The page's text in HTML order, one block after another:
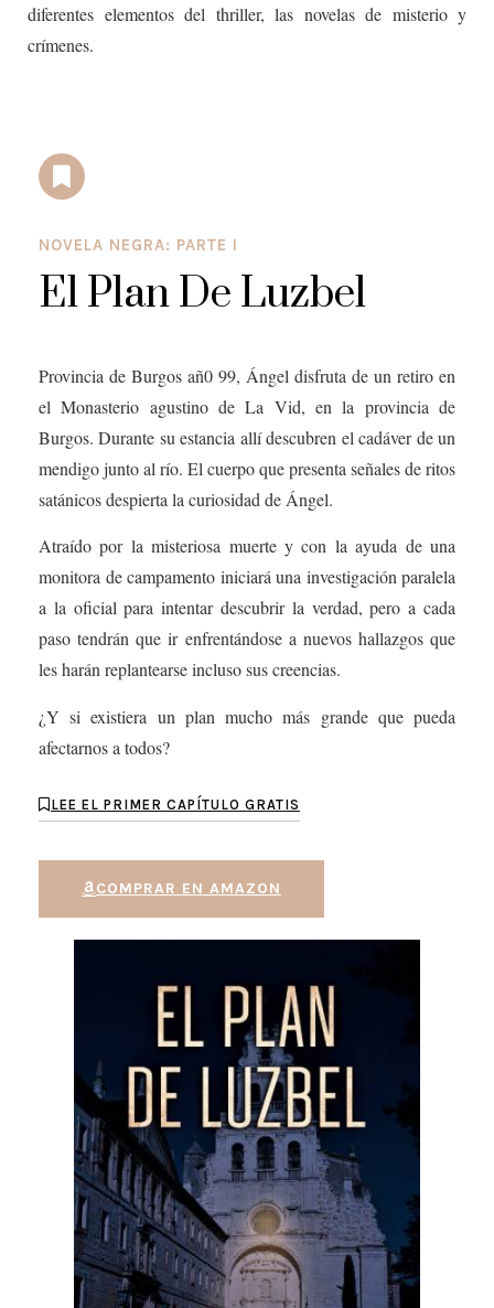
diferentes elementos del thriller, las novelas de misterio y
crímenes.
NOVELA NEGRA: PARTE I
El Plan De Luzbel
Provincia de Burgos añ0 99, Ángel disfruta de un retiro en
el Monasterio agustino de La Vid, en la provincia de
Burgos. Durante su estancia allí descubren el cadáver de un
mendigo junto al río. El cuerpo que presenta señales de ritos
satánicos despierta la curiosidad de Ángel.
Atraído por la misteriosa muerte y con la ayuda de una
monitora de campamento iniciará una investigación paralela
a la oficial para intentar descubrir la verdad, pero a cada
paso tendrán que ir enfrentándose a nuevos hallazgos que
les harán replantearse incluso sus creencias.
¿Y si existiera un plan mucho más grande que pueda
afectarnos a todos?
LEE EL PRIMER CAPÍTULO GRATIS
COMPRAR EN AMAZON